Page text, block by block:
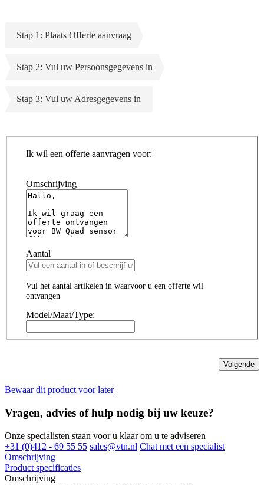
Stap 1: Plaats Offerte aanvraag
Stap 2: Vul uw Persoonsgegevens in
Stap 3: Vul uw Adresgegevens in
Ik wil een offerte aanvragen voor:
Omschrijving
Aantal
Vul het aantal artikelen in waarvoor u een offerte wil
ontvangen
Model/Maat/Type:
Volgende
Bewaar dit product voor later
Vragen, advies of hulp nodig bij uw keuze?
Onze specialisten staan voor u klaar om u te adviseren
+31 (0)412 - 69 55 55 sales@vtn.nl Chat met een specialist
Omschrijving
Product specificaties
Omschrijving